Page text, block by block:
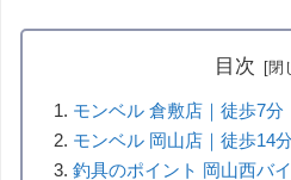
目次
モンベル 倉敷店｜徒歩7分
モンベル 岡山店｜徒歩14
釣具のポイント 岡山西バ